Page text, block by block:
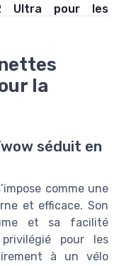
Ultra pour les
la
séduit en
comme une
et efficace. Son
et sa facilité
pour les
à un vélo